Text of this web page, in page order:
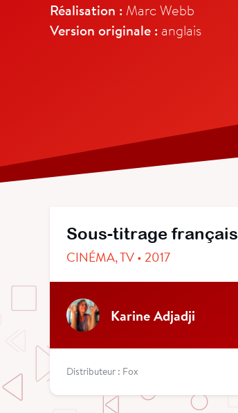
Réalisation : Marc Webb
Version originale : anglais
Sous-titrage français
CINÉMA, TV • 2017
Karine Adjadji
Distributeur : Fox